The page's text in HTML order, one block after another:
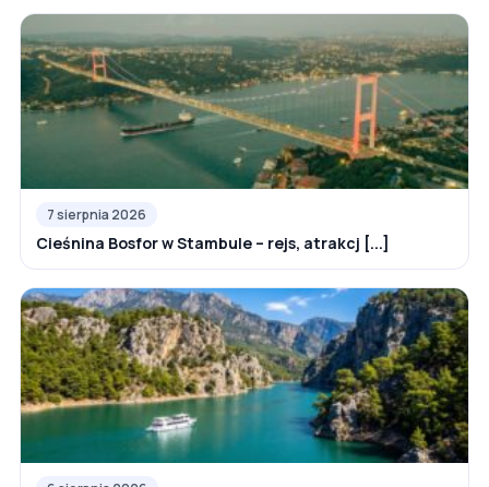
7 sierpnia 2026
Cieśnina Bosfor w Stambule – rejs, atrakcj [...]